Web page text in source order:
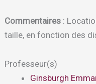
Commentaires :
taille, en fonction des
Professeur(s)
Ginsburgh